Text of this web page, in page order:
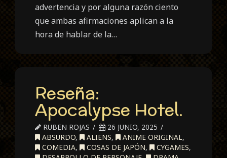
advertencia y por alguna razón ciento
que ambas afirmaciones aplican a la
hora de hablar de la…
Reseña:
Apocalypse Hotel.
RUBEN ROJAS
26 JUNIO, 2025
ABSURDO, ALIENS, ANIME ORIGINAL,
COMEDIA, COSAS DE JAPÓN, CYGAMES,